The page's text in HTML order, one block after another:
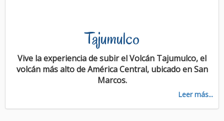
Tajumulco
Vive la experiencia de subir el Volcán Tajumulco, el
volcán más alto de América Central, ubicado en San
Marcos.
Leer más...